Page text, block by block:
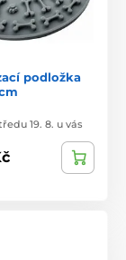
podložka
19. 8. u vás